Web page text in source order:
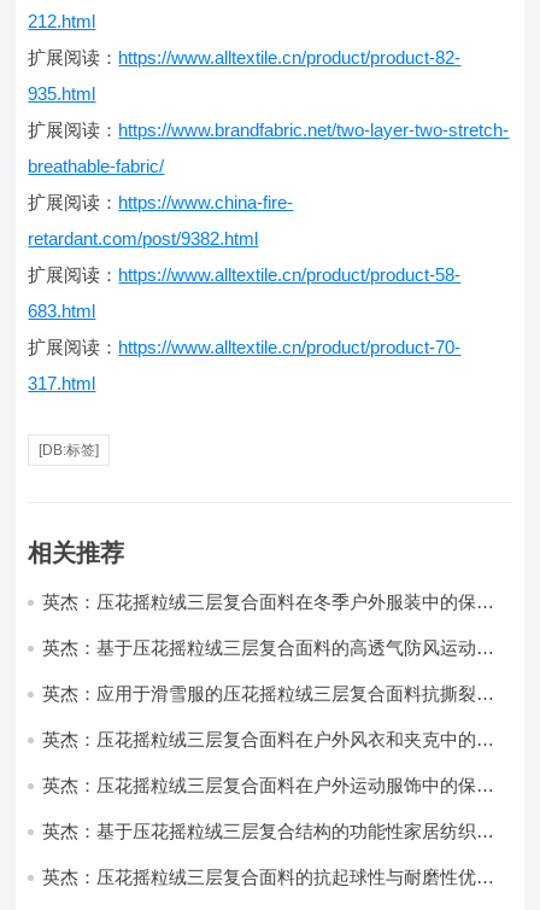
212.html
扩展阅读： https://www.alltextile.cn/product/product-82-
935.html
扩展阅读： https://www.brandfabric.net/two-layer-two-stretch-
breathable-fabric/
扩展阅读： https://www.china-fire-
retardant.com/post/9382.html
扩展阅读： https://www.alltextile.cn/product/product-58-
683.html
扩展阅读： https://www.alltextile.cn/product/product-70-
317.html
[DB:标签]
相关推荐
英杰：压花摇粒绒三层复合面料在冬季户外服装中的保暖
英杰：基于压花摇粒绒三层复合面料的高透气防风运动服
英杰：应用于滑雪服的压花摇粒绒三层复合面料抗撕裂与
英杰：压花摇粒绒三层复合面料在户外风衣和夹克中的应
英杰：压花摇粒绒三层复合面料在户外运动服饰中的保暖
英杰：基于压花摇粒绒三层复合结构的功能性家居纺织品
英杰：压花摇粒绒三层复合面料的抗起球性与耐磨性优化